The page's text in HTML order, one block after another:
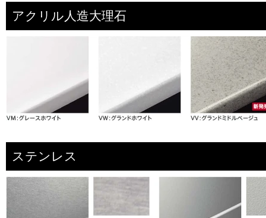
アクリル人造大理石
ステンレス